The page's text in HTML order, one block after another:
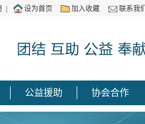
联系我们
加入收藏
设为首页
|
公益援助 协会合作